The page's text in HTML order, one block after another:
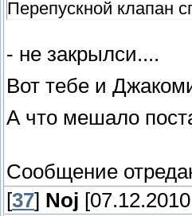
Перепускной клапан
- не закрылси....
Вот тебе и
А что мешало
Сообщение
[37] Noj